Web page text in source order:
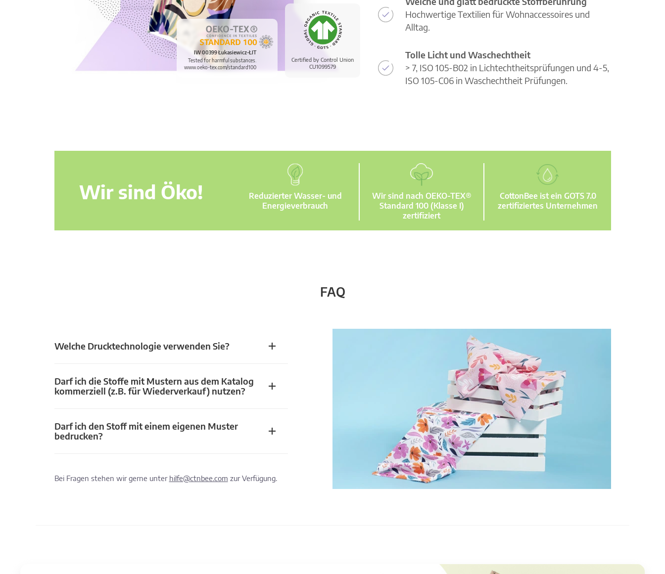
Certified by Control Union
CU1099579
IW 00399 Łukasiewicz-ŁIT
Tested for harmful substances.
www.oeko-tex.com/standard100
Hochwertige Textilien für Wohnaccessoires und
Alltag.
Tolle Licht und Waschechtheit
> 7, ISO 105-B02 in Lichtechtheitsprüfungen und 4-5,
ISO 105-C06 in Waschechtheit Prüfungen.
Wir sind Öko!
Reduzierter Wasser- und
Energieverbrauch
Wir sind nach OEKO-TEX®
Standard 100 (Klasse I)
zertifiziert
CottonBee ist ein GOTS 7.0
zertifiziertes Unternehmen
FAQ
Welche Drucktechnologie verwenden Sie?
Darf ich die Stoffe mit Mustern aus dem Katalog
kommerziell (z.B. für Wiederverkauf) nutzen?
Darf ich den Stoff mit einem eigenen Muster
bedrucken?
Bei Fragen stehen wir gerne unter hilfe@ctnbee.com zur Verfügung.